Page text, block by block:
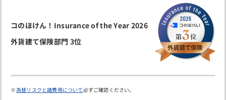
コのほけん！Insurance of the Year 2026
外貨建て保険部門 3位
為替リスクと諸費用について必ずご確認ください。